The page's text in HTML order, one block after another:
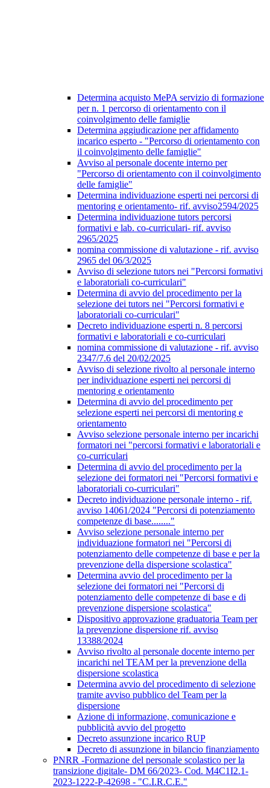
Determina acquisto MePA servizio di formazione
per n. 1 percorso di orientamento con il
coinvolgimento delle famiglie
Determina aggiudicazione per affidamento
incarico esperto - "Percorso di orientamento con
il coinvolgimento delle famiglie"
Avviso al personale docente interno per
"Percorso di orientamento con il coinvolgimento
delle famiglie"
Determina individuazione esperti nei percorsi di
mentoring e orientamento- rif. avviso2594/2025
Determina individuazione tutors percorsi
formativi e lab. co-curriculari- rif. avviso
2965/2025
nomina commissione di valutazione - rif. avviso
2965 del 06/3/2025
Avviso di selezione tutors nei "Percorsi formativi
e laboratoriali co-curriculari"
Determina di avvio del procedimento per la
selezione dei tutors nei "Percorsi formativi e
laboratoriali co-curriculari"
Decreto individuazione esperti n. 8 percorsi
formativi e laboratoriali e co-curriculari
nomina commissione di valutazione - rif. avviso
2347/7.6 del 20/02/2025
Avviso di selezione rivolto al personale interno
per individuazione esperti nei percorsi di
mentoring e orientamento
Determina di avvio del procedimento per
selezione esperti nei percorsi di mentoring e
orientamento
Avviso selezione personale interno per incarichi
formatori nei "percorsi formativi e laboratoriali e
co-curriculari
Determina di avvio del procedimento per la
selezione dei formatori nei "Percorsi formativi e
laboratoriali co-curriculari"
Decreto individuazione personale interno - rif.
avviso 14061/2024 "Percorsi di potenziamento
competenze di base........"
Avviso selezione personale interno per
individuazione formatori nei "Percorsi di
potenziamento delle competenze di base e per la
prevenzione della dispersione scolastica"
Determina avvio del procedimento per la
selezione dei formatori nei "Percorsi di
potenziamento delle competenze di base e di
prevenzione dispersione scolastica"
Dispositivo approvazione graduatoria Team per
la prevenzione dispersione rif. avviso
13388/2024
Avviso rivolto al personale docente interno per
incarichi nel TEAM per la prevenzione della
dispersione scolastica
Determina avvio del procedimento di selezione
tramite avviso pubblico del Team per la
dispersione
Azione di informazione, comunicazione e
pubblicità avvio del progetto
Decreto assunzione incarico RUP
Decreto di assunzione in bilancio finanziamento
PNRR -Formazione del personale scolastico per la
transizione digitale- DM 66/2023- Cod. M4C1I2.1-
2023-1222-P-42698 - "C.I.R.C.E."